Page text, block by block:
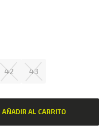
42 43
AÑADIR AL CARRITO